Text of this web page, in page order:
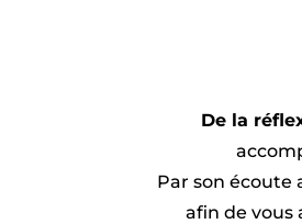
De la
Par son écoute
afin de vous